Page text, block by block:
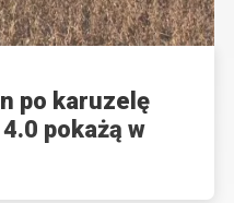
po karuzelę
pokażą w